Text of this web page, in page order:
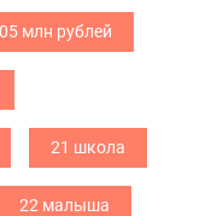
млн рублей
21 школа
22 малыша